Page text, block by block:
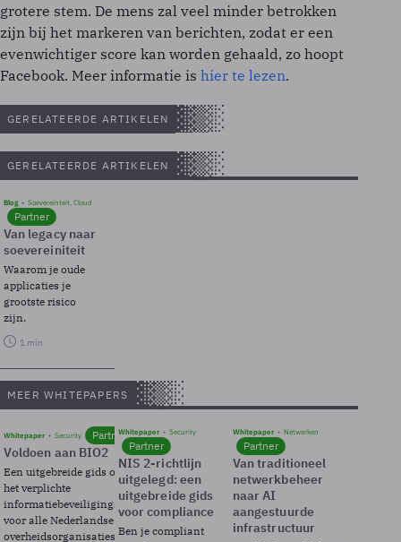
grotere stem. De mens zal veel minder betrokken
zijn bij het markeren van berichten, zodat er een
evenwichtiger score kan worden gehaald, zo hoopt
Facebook. Meer informatie is hier te lezen.
GERELATEERDE ARTIKELEN
GERELATEERDE ARTIKELEN
Blog Soevereinteit, Cloud
Partner
Van legacy naar
soevereiniteit
Waarom je oude
applicaties je
grootste risico
zijn.
1 min
MEER WHITEPAPERS
Whitepaper Security Partner
Voldoen aan BIO2
Een uitgebreide gids over BIO2,
het verplichte
informatiebeveiligingsframework
voor alle Nederlandse
overheidsorganisaties.
Whitepaper Security
Partner
NIS 2-richtlijn
uitgelegd: een
uitgebreide gids
voor compliance
Ben je compliant
Whitepaper Netwerken
Partner
Van traditioneel
netwerkbeheer
naar AI
aangestuurde
infrastructuur